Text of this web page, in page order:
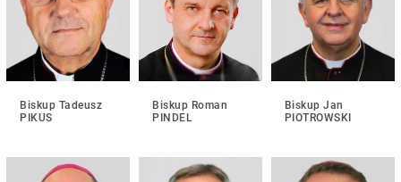
Biskup Tadeusz
PIKUS
Biskup Roman
PINDEL
Biskup Jan
PIOTROWSKI